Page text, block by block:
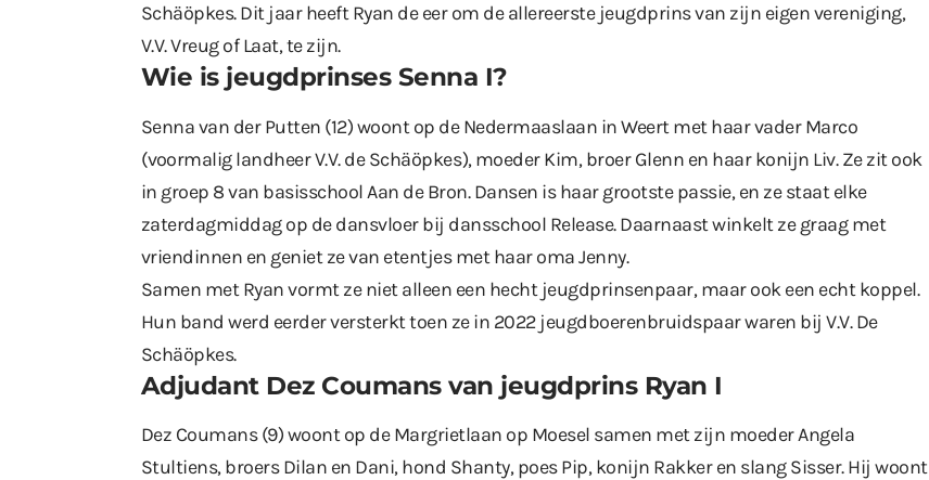
Schäöpkes. Dit jaar heeft Ryan de eer om de allereerste jeugdprins van zijn eigen vereniging,
V.V. Vreug of Laat, te zijn.
Wie is jeugdprinses Senna I?
Senna van der Putten (12) woont op de Nedermaaslaan in Weert met haar vader Marco
(voormalig landheer V.V. de Schäöpkes), moeder Kim, broer Glenn en haar konijn Liv. Ze zit ook
in groep 8 van basisschool Aan de Bron. Dansen is haar grootste passie, en ze staat elke
zaterdagmiddag op de dansvloer bij dansschool Release. Daarnaast winkelt ze graag met
vriendinnen en geniet ze van etentjes met haar oma Jenny.
Samen met Ryan vormt ze niet alleen een hecht jeugdprinsenpaar, maar ook een echt koppel.
Hun band werd eerder versterkt toen ze in 2022 jeugdboerenbruidspaar waren bij V.V. De
Schäöpkes.
Adjudant Dez Coumans van jeugdprins Ryan I
Dez Coumans (9) woont op de Margrietlaan op Moesel samen met zijn moeder Angela
Stultiens, broers Dilan en Dani, hond Shanty, poes Pip, konijn Rakker en slang Sisser. Hij woont